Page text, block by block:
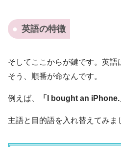
英語の特徴
そしてここからが鍵です。英語
そう、 順番が命なんです。
例えば、 「I bought an iPhone.
主語と目的語を入れ替えてみま